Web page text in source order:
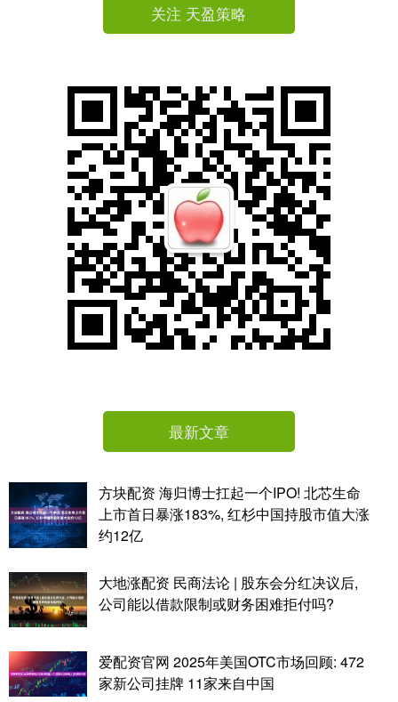
关注 天盈策略
最新文章
方块配资 海归博士扛起一个IPO! 北芯生命
上市首日暴涨183%, 红杉中国持股市值大涨
约12亿
大地涨配资 民商法论 | 股东会分红决议后,
公司能以借款限制或财务困难拒付吗?
爱配资官网 2025年美国OTC市场回顾: 472
家新公司挂牌 11家来自中国